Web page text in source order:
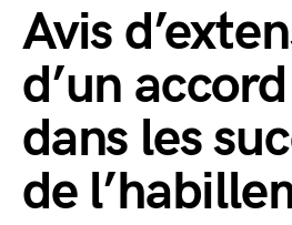
Avis
d’un
dans les
de